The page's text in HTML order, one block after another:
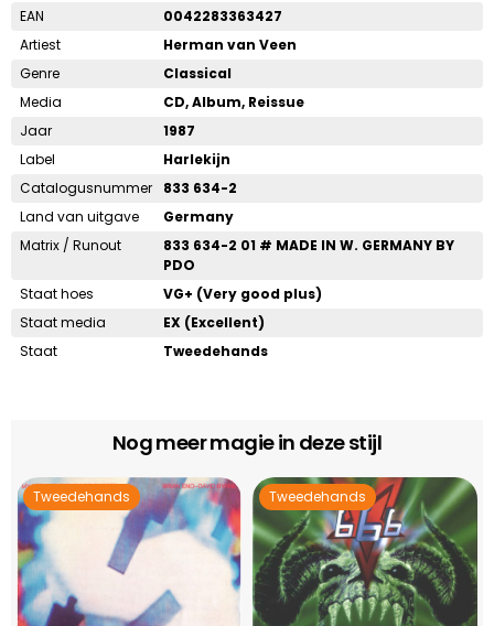
EAN
0042283363427
Artiest
Herman van Veen
Genre
Classical
Media
CD, Album, Reissue
Jaar
1987
Label
Harlekijn
Catalogusnummer
833 634-2
Land van uitgave
Germany
Matrix / Runout
833 634-2 01 # MADE IN W. GERMANY BY
PDO
Staat hoes
VG+ (Very good plus)
Staat media
EX (Excellent)
Staat
Tweedehands
Nog meer magie in deze stijl
Tweedehands Tweedehands